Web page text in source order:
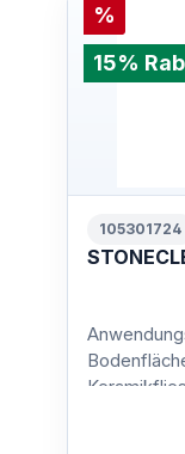
%
15%
105301724